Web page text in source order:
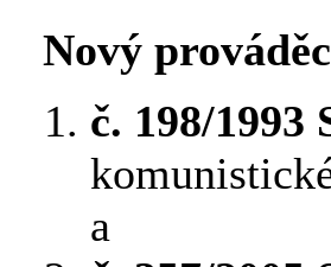
Nový
č. 198/1993
a